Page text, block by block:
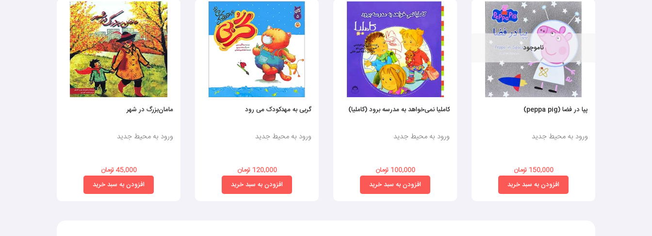
ناموجود
پپا در فضا (peppa pig)
ورود به محیط جدید
150,000 تومان
افزودن به سبد خرید
کاملیا نمی‌خواهد به مدرسه برود (کاملیا)
ورود به محیط جدید
100,000 تومان
افزودن به سبد خرید
گربی به مهدکودک می رود
ورود به محیط جدید
120,000 تومان
افزودن به سبد خرید
مامان‌بزرگ در شهر
ورود به محیط جدید
45,000 تومان
افزودن به سبد خرید